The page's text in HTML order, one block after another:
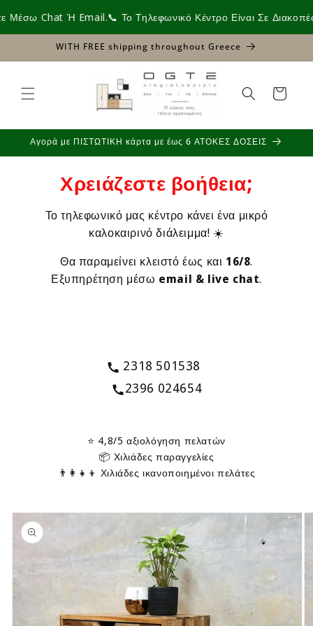
Skip to
content
Chat Ή Email.📞 Το Τηλεφωνικό Κέντρο Είναι Σε
WITH FREE shipping throughout Greece
Cart
Αγορά με ΠΙΣΤΩΤΙΚΗ κάρτα με έως 6 ΑΤΟΚΕΣ ΔΟΣΕΙΣ
Χρειάζεστε βοήθεια;
Το τηλεφωνικό μας κέντρο κάνει ένα μικρό
καλοκαιρινό διάλειμμα! ☀️
Θα παραμείνει κλειστό έως και 16/8.
Εξυπηρέτηση μέσω email & live chat.
2318 501538
2396 024654
⭐ 4,8/5 αξιολόγηση πελατών
📦 Χιλιάδες παραγγελίες
👨‍👩‍👧‍👦 Χιλιάδες ικανοποιημένοι πελάτες
Skip to
product
information